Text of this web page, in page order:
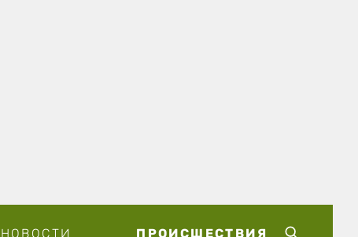
НОВОСТИ ПРОИСШЕСТВИЯ